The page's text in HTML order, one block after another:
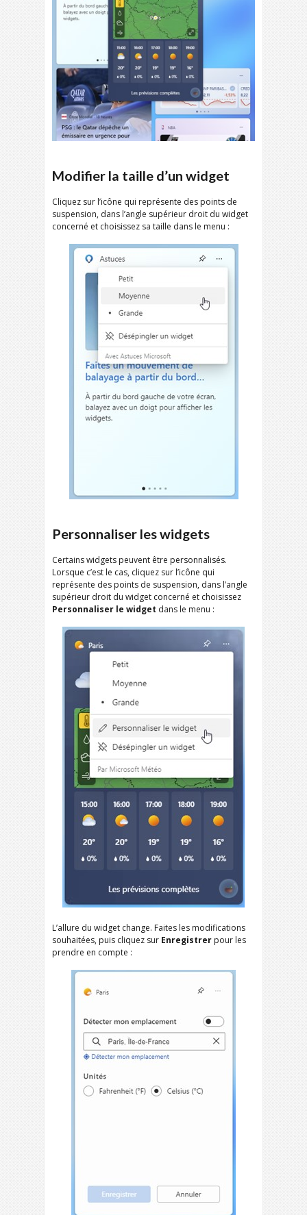
Modifier la taille d’un widget
Cliquez sur l’icône qui représente des points de
suspension, dans l’angle supérieur droit du widget
concerné et choisissez sa taille dans le menu :
Personnaliser les widgets
Certains widgets peuvent être personnalisés.
Lorsque c’est le cas, cliquez sur l’icône qui
représente des points de suspension, dans l’angle
supérieur droit du widget concerné et choisissez
Personnaliser le widget dans le menu :
L’allure du widget change. Faites les modifications
souhaitées, puis cliquez sur Enregistrer pour les
prendre en compte :